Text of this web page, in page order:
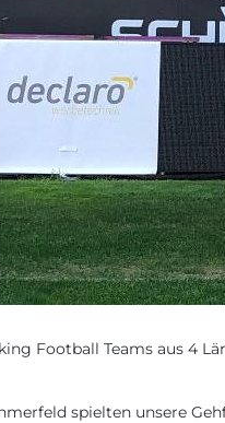
Football Teams aus 4
spielten unsere